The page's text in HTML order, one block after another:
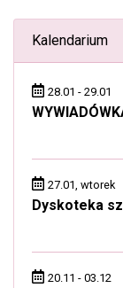
Kalendarium
28.01 - 29.01
27.01, wtorek
Dyskoteka
20.11 - 03.12